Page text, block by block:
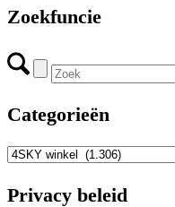
Zoekfuncie
Categorieën
Privacy beleid